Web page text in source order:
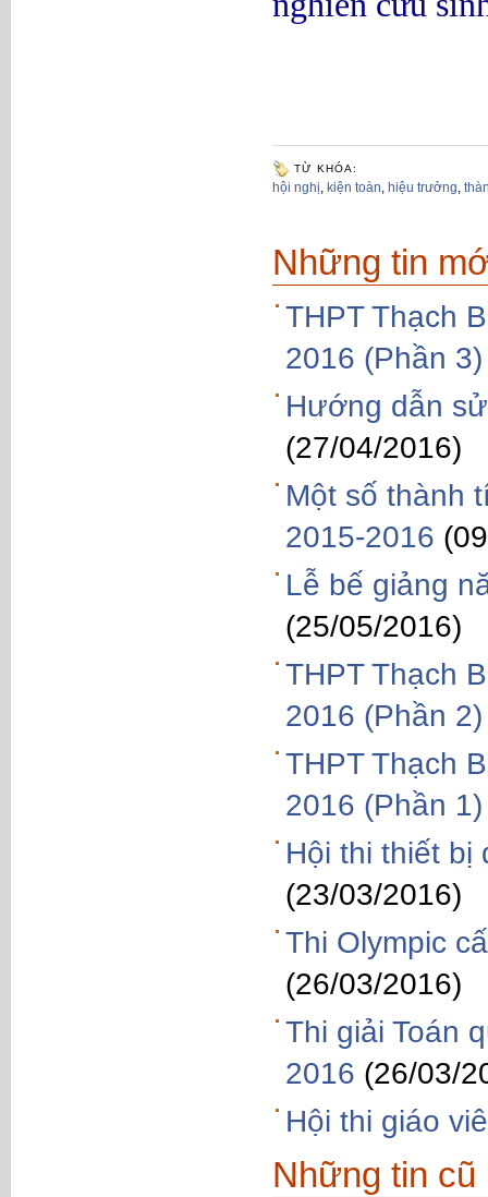
TỪ KHÓA:
hội nghị, kiện toàn, hiệu trưởng,
Những tin
THPT Thạch
2016 (Phần 3)
Hướng dẫn
(27/04/2016)
Một số thành
2015-2016
Lễ bế giảng
(25/05/2016)
THPT Thạch
2016 (Phần 2)
THPT Thạch
2016 (Phần 1)
Hội thi thiết bị
(23/03/2016)
Thi Olympic
(26/03/2016)
Thi giải Toán
2016 (26/03/
Hội thi giáo
Những tin cũ